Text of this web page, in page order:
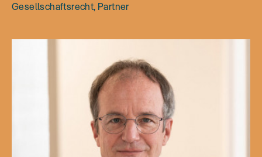
Gesellschaftsrecht, Partner